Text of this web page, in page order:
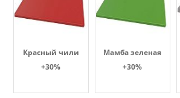
Красный чили
+30%
Мамба зеленая
+30%